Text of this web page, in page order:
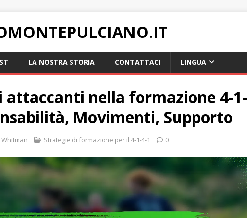
LA NOSTRA STORIA CONTATTACI LINGUA
attaccanti nella formazione 4-1-
Movimenti, Supporto
Whitman Strategie di formazione per il 4-1-4-1 0